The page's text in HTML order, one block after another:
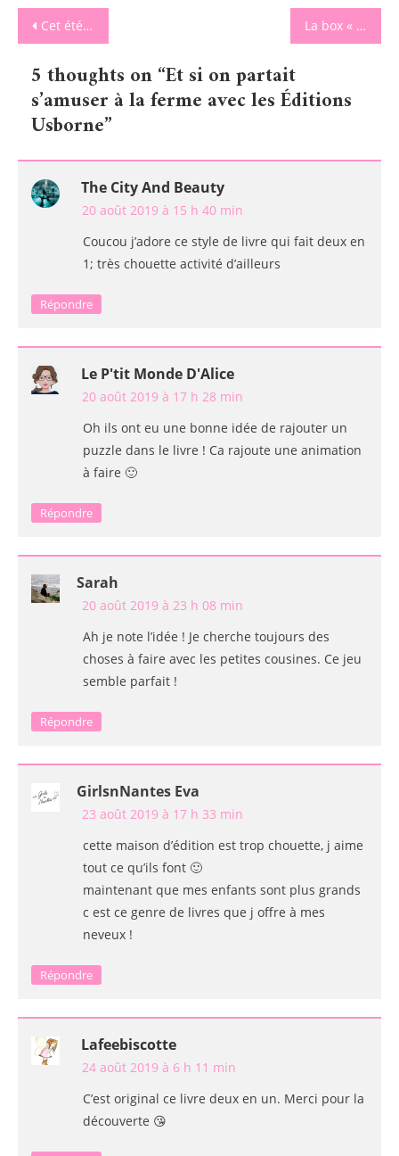
Navigation
de
l’article
Cet été c’est tatouages bijoux à volonté avec Sentosphère La box « rentrée des classes » de chipie avec Maped
5 thoughts on “Et si on partait
s’amuser à la ferme avec les Éditions
Usborne”
The City And Beauty
20 août 2019 à 15 h 40 min
Coucou j’adore ce style de livre qui fait deux en
1; très chouette activité d’ailleurs
Répondre
Le P'tit Monde D'Alice
20 août 2019 à 17 h 28 min
Oh ils ont eu une bonne idée de rajouter un
puzzle dans le livre ! Ca rajoute une animation
à faire 🙂
Répondre
Sarah
20 août 2019 à 23 h 08 min
Ah je note l’idée ! Je cherche toujours des
choses à faire avec les petites cousines. Ce jeu
semble parfait !
Répondre
GirlsnNantes Eva
23 août 2019 à 17 h 33 min
cette maison d’édition est trop chouette, j aime
tout ce qu’ils font 🙂
maintenant que mes enfants sont plus grands
c est ce genre de livres que j offre à mes
neveux !
Répondre
Lafeebiscotte
24 août 2019 à 6 h 11 min
C’est original ce livre deux en un. Merci pour la
découverte 😘